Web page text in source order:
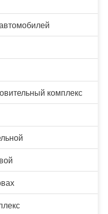
комплекс